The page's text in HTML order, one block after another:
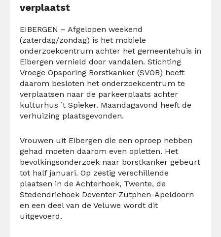
verplaatst
EIBERGEN – Afgelopen weekend
(zaterdag/zondag) is het mobiele
onderzoekcentrum achter het gemeentehuis in
Eibergen vernield door vandalen. Stichting
Vroege Opsporing Borstkanker (SVOB) heeft
daarom besloten het onderzoekcentrum te
verplaatsen naar de parkeerplaats achter
kulturhus ’t Spieker. Maandagavond heeft de
verhuizing plaatsgevonden.
Vrouwen uit Eibergen die een oproep hebben
gehad moeten daarom even opletten. Het
bevolkingsonderzoek naar borstkanker gebeurt
tot half januari. Op zestig verschillende
plaatsen in de Achterhoek, Twente, de
Stedendriehoek Deventer-Zutphen-Apeldoorn
en een deel van de Veluwe wordt dit
uitgevoerd.